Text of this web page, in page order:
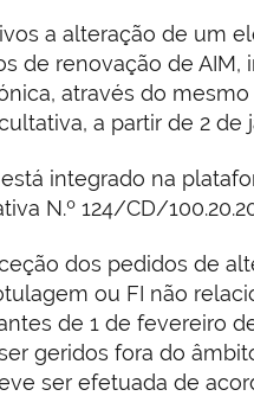
a alteração de um
de renovação de
através do
a partir de 2 de
integrado na
N.º 124/CD/
dos pedidos de
ou FI não
de 1 de fevereiro
geridos fora do
ser efetuada de